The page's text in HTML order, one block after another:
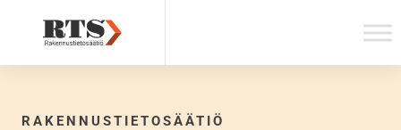
RAKENNUSTIETOSÄÄTIÖ